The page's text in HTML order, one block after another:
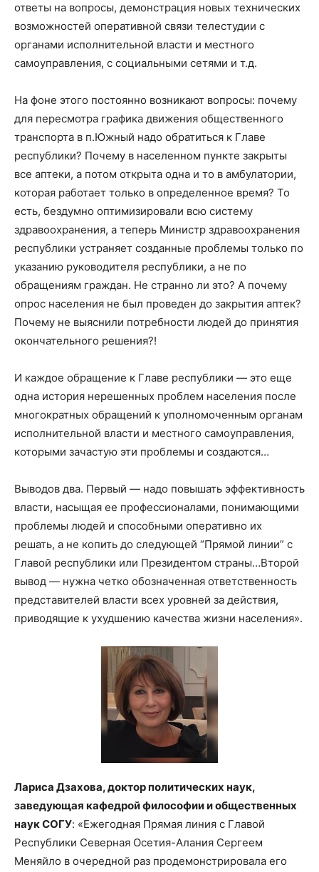
ответы на вопросы, демонстрация новых технических
возможностей оперативной связи телестудии с
органами исполнительной власти и местного
самоуправления, с социальными сетями и т.д.
На фоне этого постоянно возникают вопросы: почему
для пересмотра графика движения общественного
транспорта в п.Южный надо обратиться к Главе
республики? Почему в населенном пункте закрыты
все аптеки, а потом открыта одна и то в амбулатории,
которая работает только в определенное время? То
есть, бездумно оптимизировали всю систему
здравоохранения, а теперь Министр здравоохранения
республики устраняет созданные проблемы только по
указанию руководителя республики, а не по
обращениям граждан. Не странно ли это? А почему
опрос населения не был проведен до закрытия аптек?
Почему не выяснили потребности людей до принятия
окончательного решения?!
И каждое обращение к Главе республики — это еще
одна история нерешенных проблем населения после
многократных обращений к уполномоченным органам
исполнительной власти и местного самоуправления,
которыми зачастую эти проблемы и создаются…
Выводов два. Первый — надо повышать эффективность
власти, насыщая ее профессионалами, понимающими
проблемы людей и способными оперативно их
решать, а не копить до следующей “Прямой линии” с
Главой республики или Президентом страны…Второй
вывод — нужна четко обозначенная ответственность
представителей власти всех уровней за действия,
приводящие к ухудшению качества жизни населения».
Лариса Дзахова, доктор политических наук,
заведующая кафедрой философии и общественных
наук СОГУ: «Ежегодная Прямая линия с Главой
Республики Северная Осетия-Алания Сергеем
Меняйло в очередной раз продемонстрировала его